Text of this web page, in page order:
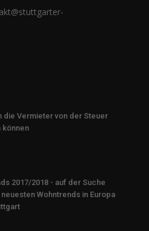
die Vermieter von der Steuer
können
2017/2018 - auf der Suche
Wohntrends in Europa